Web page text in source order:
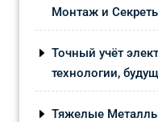
Монтаж и
Точный учёт
технологии,
Тяжелые